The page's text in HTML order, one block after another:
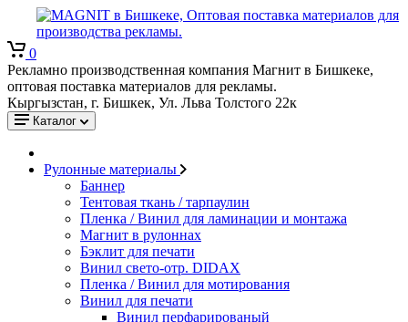
0
Рекламно производственная компания Магнит в Бишкеке,
оптовая поставка материалов для рекламы.
Кыргызстан, г. Бишкек, Ул. Льва Толстого 22к
Каталог
Рулонные материалы
Баннер
Тентовая ткань / тарпаулин
Пленка / Винил для ламинации и монтажа
Магнит в рулоннах
Бэклит для печати
Винил свето-отр. DIDAX
Пленка / Винил для мотирования
Винил для печати
Винил перфарированый